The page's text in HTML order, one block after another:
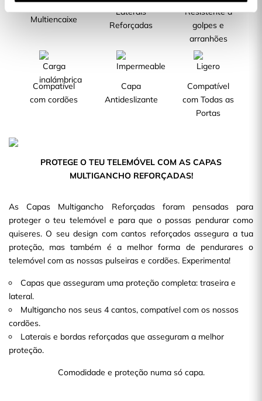
Cantos com
Multiencaixe
Laterais
Reforçadas
Resistente a
golpes e
arranhões
Compatível
com cordões
Capa
Antideslizante
Compatível
com Todas as
Portas
PROTEGE O TEU TELEMÓVEL COM AS CAPAS
MULTIGANCHO REFORÇADAS!
As Capas Multigancho Reforçadas foram pensadas para
proteger o teu telemóvel e para que o possas pendurar como
quiseres. O seu design com cantos reforçados assegura a tua
proteção, mas também é a melhor forma de pendurares o
telemóvel com as nossas pulseiras e cordões. Experimenta!
Capas que asseguram uma proteção completa: traseira e
lateral.
Multigancho nos seus 4 cantos, compatível com os nossos
cordões.
Laterais e bordas reforçadas que asseguram a melhor
proteção.
Comodidade e proteção numa só capa.